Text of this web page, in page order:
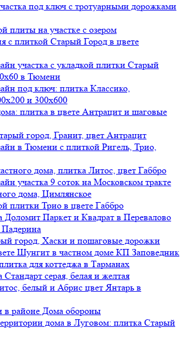
под ключ с тротуарными дорожками
плиты на участке с озером
с плиткой Старый Город в цвете
участка с укладкой плитки Старый
в Тюмени
под ключ: плитка Классико,
и 300х600
плитка в цвете Антрацит и шаговые
город, Гранит, цвет Антрацит
в Тюмени с плиткой Ригель, Трио,
дома, плитка Литос, цвет Габбро
участка 9 соток на Московском тракте
дома, Цимлянское
плитки Трио в цвете Габбро
Доломит Паркет и Квадрат в Перевалово
город, Хаски и пошаговые дорожки
Шунгит в частном доме КП Заповедник
для коттеджа в Тарманах
Стандарт серая, белая и желтая
белый и Абрис цвет Янтарь в
в районе Дома обороны
дома в Луговом: плитка Старый